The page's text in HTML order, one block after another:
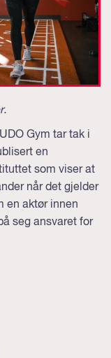
.
Gym tar tak i
en
som viser at
når det gjelder
en aktør innen
seg ansvaret for